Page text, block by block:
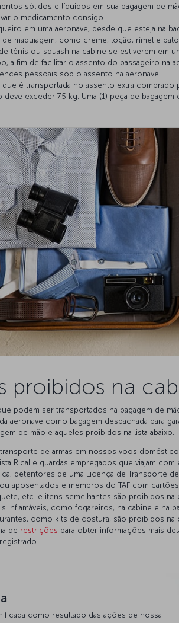
sólidos e líquidos em sua bagagem de
o medicamento consigo.
em uma aeronave, desde que esteja na
maquiagem, como creme, loção, rímel e
tênis ou squash na cabine se estiverem em
a fim de facilitar o assento do passageiro
pessoais sob o assento na aeronave.
que é transportada no assento extra
deve exceder 75 kg. Uma (1) peça de
proibidos na
podem ser transportados na bagagem de
aeronave como bagagem despachada para
de mão e aqueles proibidos na lista abaixo.
de armas em nossos voos
Rical e guardas empregados que viajam
detentores de uma Licença de Transporte
aposentados e membros do TAF com
etc. e itens semelhantes são proibidos na
inflamáveis, como fogareiros, na cabine e na
como kits de costura, são proibidos na
de restrições para obter informações mais
como resultado das ações de nossa